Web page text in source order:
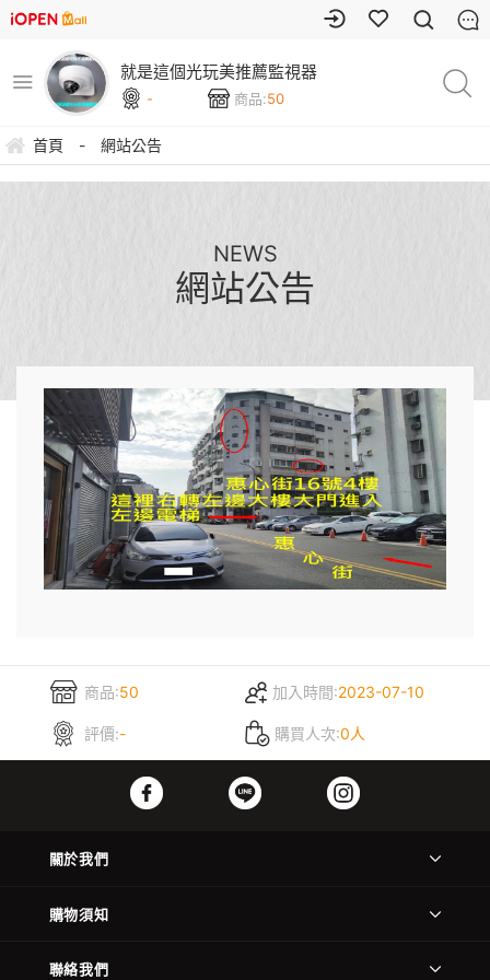
就是這個光玩美推薦監視器
- 商品:50
首頁 - 網站公告
NEWS
網站公告
商品:50 加入時間:2023-07-10
評價:- 購買人次:0人
關於我們
購物須知
聯絡我們